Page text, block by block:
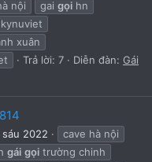
nội gai gọi hn
kynuviet
xuân
Trả lời: 7 Diễn đàn: Gái
sáu 2022
cave hà nội
gái gọi trường chinh